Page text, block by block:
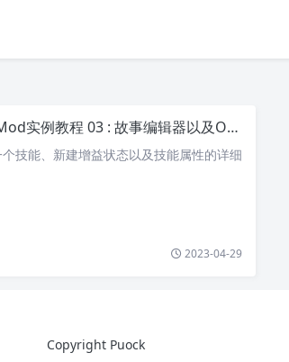
实例教程 03 : 故事编辑器以及Osiris脚本
技能、新建增益状态以及技能属性的详细
2023-04-29
Copyright Puock